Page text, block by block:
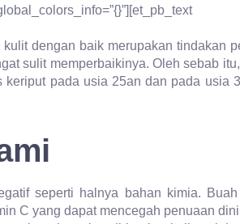
dengan baik merupakan tindakan
sulit memperbaikinya. Oleh sebab
pada usia 25an dan pada usia
seperti halnya bahan kimia.
C yang dapat mencegah penuaan dini